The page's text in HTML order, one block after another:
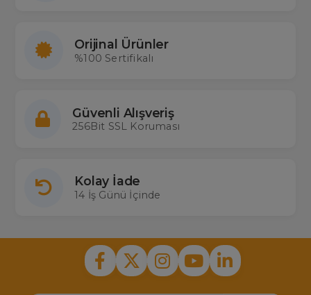
Orijinal Ürünler
%100 Sertifikalı
Güvenli Alışveriş
256Bit SSL Koruması
Kolay İade
14 İş Günü İçinde